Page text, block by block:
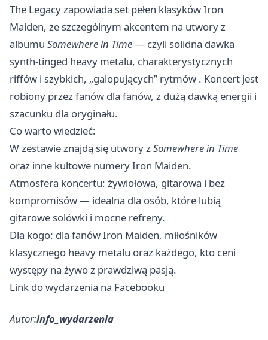
The Legacy zapowiada set pełen klasyków Iron
Maiden, ze szczególnym akcentem na utwory z
albumu Somewhere in Time— czyli solidna dawka
synth‑tinged heavy metalu, charakterystycznych
riffów i szybkich, „galopujących” rytmów . Koncert jest
robiony przez fanów dla fanów, z dużą dawką energii i
szacunku dla oryginału.
Co warto wiedzieć:
W zestawie znajdą się utwory zSomewhere in Time
oraz inne kultowe numery Iron Maiden.
Atmosfera koncertu: żywiołowa, gitarowa i bez
kompromisów — idealna dla osób, które lubią
gitarowe solówki i mocne refreny.
Dla kogo: dla fanów Iron Maiden, miłośników
klasycznego heavy metalu oraz każdego, kto ceni
występy na żywo z prawdziwą pasją.
Link do wydarzenia na Facebooku
Autor:info_wydarzenia